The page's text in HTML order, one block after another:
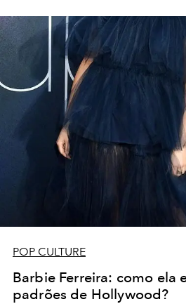
POP CULTURE
Barbie Ferreira: como ela
padrões de Hollywood?